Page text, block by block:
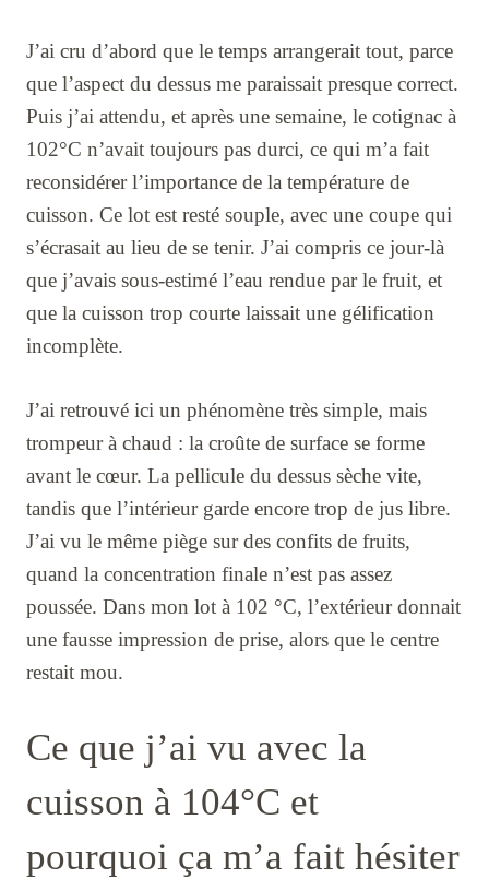
J’ai cru d’abord que le temps arrangerait tout, parce
que l’aspect du dessus me paraissait presque correct.
Puis j’ai attendu, et après une semaine, le cotignac à
102°C n’avait toujours pas durci, ce qui m’a fait
reconsidérer l’importance de la température de
cuisson. Ce lot est resté souple, avec une coupe qui
s’écrasait au lieu de se tenir. J’ai compris ce jour-là
que j’avais sous-estimé l’eau rendue par le fruit, et
que la cuisson trop courte laissait une gélification
incomplète.
J’ai retrouvé ici un phénomène très simple, mais
trompeur à chaud : la croûte de surface se forme
avant le cœur. La pellicule du dessus sèche vite,
tandis que l’intérieur garde encore trop de jus libre.
J’ai vu le même piège sur des confits de fruits,
quand la concentration finale n’est pas assez
poussée. Dans mon lot à 102 °C, l’extérieur donnait
une fausse impression de prise, alors que le centre
restait mou.
Ce que j’ai vu avec la
cuisson à 104°C et
pourquoi ça m’a fait hésiter